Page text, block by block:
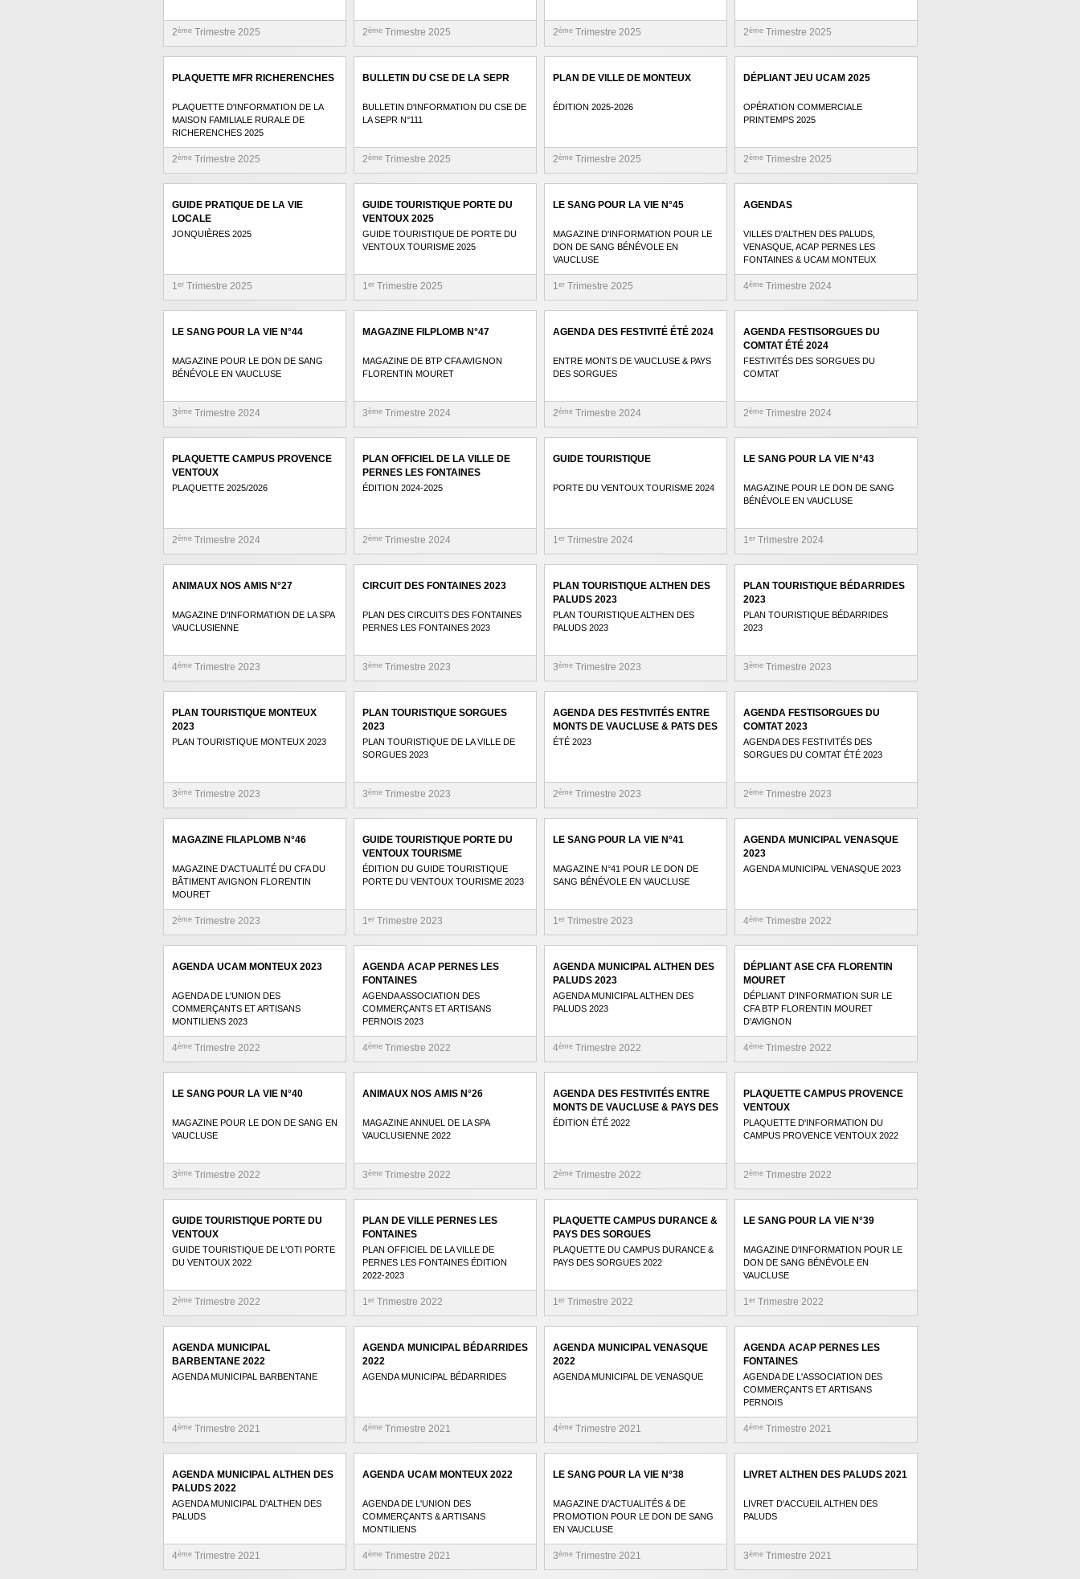
2èmeTrimestre 2025 2èmeTrimestre 2025 2èmeTrimestre 2025 2èmeTrimestre 2025
PLAQUETTE MFR RICHERENCHES
PLAQUETTE D'INFORMATION DE LA
MAISON FAMILIALE RURALE DE
RICHERENCHES 2025
2èmeTrimestre 2025
BULLETIN DU CSE DE LA SEPR
BULLETIN D'INFORMATION DU CSE DE
LA SEPR N°111
2èmeTrimestre 2025
PLAN DE VILLE DE MONTEUX
ÉDITION 2025-2026
2èmeTrimestre 2025
DÉPLIANT JEU UCAM 2025
OPÉRATION COMMERCIALE
PRINTEMPS 2025
2èmeTrimestre 2025
GUIDE PRATIQUE DE LA VIE
LOCALE
JONQUIÈRES 2025
1erTrimestre 2025
GUIDE TOURISTIQUE PORTE DU
VENTOUX 2025
GUIDE TOURISTIQUE DE PORTE DU
VENTOUX TOURISME 2025
1erTrimestre 2025
LE SANG POUR LA VIE N°45
MAGAZINE D'INFORMATION POUR LE
DON DE SANG BÉNÉVOLE EN
VAUCLUSE
1erTrimestre 2025
AGENDAS
VILLES D'ALTHEN DES PALUDS,
VENASQUE, ACAP PERNES LES
FONTAINES & UCAM MONTEUX
4èmeTrimestre 2024
LE SANG POUR LA VIE N°44
MAGAZINE POUR LE DON DE SANG
BÉNÉVOLE EN VAUCLUSE
3èmeTrimestre 2024
MAGAZINE FILPLOMB N°47
MAGAZINE DE BTP CFA AVIGNON
FLORENTIN MOURET
3èmeTrimestre 2024
AGENDA DES FESTIVITÉ ÉTÉ 2024
ENTRE MONTS DE VAUCLUSE & PAYS
DES SORGUES
2èmeTrimestre 2024
AGENDA FESTISORGUES DU
COMTAT ÉTÉ 2024
FESTIVITÉS DES SORGUES DU
COMTAT
2èmeTrimestre 2024
PLAQUETTE CAMPUS PROVENCE
VENTOUX
PLAQUETTE 2025/2026
2èmeTrimestre 2024
PLAN OFFICIEL DE LA VILLE DE
PERNES LES FONTAINES
ÉDITION 2024-2025
2èmeTrimestre 2024
GUIDE TOURISTIQUE
PORTE DU VENTOUX TOURISME 2024
1erTrimestre 2024
LE SANG POUR LA VIE N°43
MAGAZINE POUR LE DON DE SANG
BÉNÉVOLE EN VAUCLUSE
1erTrimestre 2024
ANIMAUX NOS AMIS N°27
MAGAZINE D'INFORMATION DE LA SPA
VAUCLUSIENNE
4èmeTrimestre 2023
CIRCUIT DES FONTAINES 2023
PLAN DES CIRCUITS DES FONTAINES
PERNES LES FONTAINES 2023
3èmeTrimestre 2023
PLAN TOURISTIQUE ALTHEN DES
PALUDS 2023
PLAN TOURISTIQUE ALTHEN DES
PALUDS 2023
3èmeTrimestre 2023
PLAN TOURISTIQUE BÉDARRIDES
2023
PLAN TOURISTIQUE BÉDARRIDES
2023
3èmeTrimestre 2023
PLAN TOURISTIQUE MONTEUX
2023
PLAN TOURISTIQUE MONTEUX 2023
3èmeTrimestre 2023
PLAN TOURISTIQUE SORGUES
2023
PLAN TOURISTIQUE DE LA VILLE DE
SORGUES 2023
3èmeTrimestre 2023
AGENDA DES FESTIVITÉS ENTRE
MONTS DE VAUCLUSE & PATS DES
SORGUES
ÉTÉ 2023
2èmeTrimestre 2023
AGENDA FESTISORGUES DU
COMTAT 2023
AGENDA DES FESTIVITÉS DES
SORGUES DU COMTAT ÉTÉ 2023
2èmeTrimestre 2023
MAGAZINE FILAPLOMB N°46
MAGAZINE D'ACTUALITÉ DU CFA DU
BÂTIMENT AVIGNON FLORENTIN
MOURET
2èmeTrimestre 2023
GUIDE TOURISTIQUE PORTE DU
VENTOUX TOURISME
ÉDITION DU GUIDE TOURISTIQUE
PORTE DU VENTOUX TOURISME 2023
1erTrimestre 2023
LE SANG POUR LA VIE N°41
MAGAZINE N°41 POUR LE DON DE
SANG BÉNÉVOLE EN VAUCLUSE
1erTrimestre 2023
AGENDA MUNICIPAL VENASQUE
2023
AGENDA MUNICIPAL VENASQUE 2023
4èmeTrimestre 2022
AGENDA UCAM MONTEUX 2023
AGENDA DE L'UNION DES
COMMERÇANTS ET ARTISANS
MONTILIENS 2023
4èmeTrimestre 2022
AGENDA ACAP PERNES LES
FONTAINES
AGENDA ASSOCIATION DES
COMMERÇANTS ET ARTISANS
PERNOIS 2023
4èmeTrimestre 2022
AGENDA MUNICIPAL ALTHEN DES
PALUDS 2023
AGENDA MUNICIPAL ALTHEN DES
PALUDS 2023
4èmeTrimestre 2022
DÉPLIANT ASE CFA FLORENTIN
MOURET
DÉPLIANT D'INFORMATION SUR LE
CFA BTP FLORENTIN MOURET
D'AVIGNON
4èmeTrimestre 2022
LE SANG POUR LA VIE N°40
MAGAZINE POUR LE DON DE SANG EN
VAUCLUSE
3èmeTrimestre 2022
ANIMAUX NOS AMIS N°26
MAGAZINE ANNUEL DE LA SPA
VAUCLUSIENNE 2022
3èmeTrimestre 2022
AGENDA DES FESTIVITÉS ENTRE
MONTS DE VAUCLUSE & PAYS DES
SORGUES
ÉDITION ÉTÉ 2022
2èmeTrimestre 2022
PLAQUETTE CAMPUS PROVENCE
VENTOUX
PLAQUETTE D'INFORMATION DU
CAMPUS PROVENCE VENTOUX 2022
2èmeTrimestre 2022
GUIDE TOURISTIQUE PORTE DU
VENTOUX
GUIDE TOURISTIQUE DE L'OTI PORTE
DU VENTOUX 2022
2èmeTrimestre 2022
PLAN DE VILLE PERNES LES
FONTAINES
PLAN OFFICIEL DE LA VILLE DE
PERNES LES FONTAINES ÉDITION
2022-2023
1erTrimestre 2022
PLAQUETTE CAMPUS DURANCE &
PAYS DES SORGUES
PLAQUETTE DU CAMPUS DURANCE &
PAYS DES SORGUES 2022
1erTrimestre 2022
LE SANG POUR LA VIE N°39
MAGAZINE D'INFORMATION POUR LE
DON DE SANG BÉNÉVOLE EN
VAUCLUSE
1erTrimestre 2022
AGENDA MUNICIPAL
BARBENTANE 2022
AGENDA MUNICIPAL BARBENTANE
4èmeTrimestre 2021
AGENDA MUNICIPAL BÉDARRIDES
2022
AGENDA MUNICIPAL BÉDARRIDES
4èmeTrimestre 2021
AGENDA MUNICIPAL VENASQUE
2022
AGENDA MUNICIPAL DE VENASQUE
4èmeTrimestre 2021
AGENDA ACAP PERNES LES
FONTAINES
AGENDA DE L'ASSOCIATION DES
COMMERÇANTS ET ARTISANS
PERNOIS
4èmeTrimestre 2021
AGENDA MUNICIPAL ALTHEN DES
PALUDS 2022
AGENDA MUNICIPAL D'ALTHEN DES
PALUDS
4èmeTrimestre 2021
AGENDA UCAM MONTEUX 2022
AGENDA DE L'UNION DES
COMMERÇANTS & ARTISANS
MONTILIENS
4èmeTrimestre 2021
LE SANG POUR LA VIE N°38
MAGAZINE D'ACTUALITÉS & DE
PROMOTION POUR LE DON DE SANG
EN VAUCLUSE
3èmeTrimestre 2021
LIVRET ALTHEN DES PALUDS 2021
LIVRET D'ACCUEIL ALTHEN DES
PALUDS
3èmeTrimestre 2021